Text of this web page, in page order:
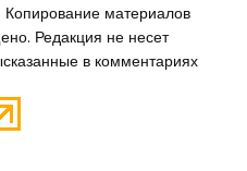
материалов
Редакция не несет
в комментариях